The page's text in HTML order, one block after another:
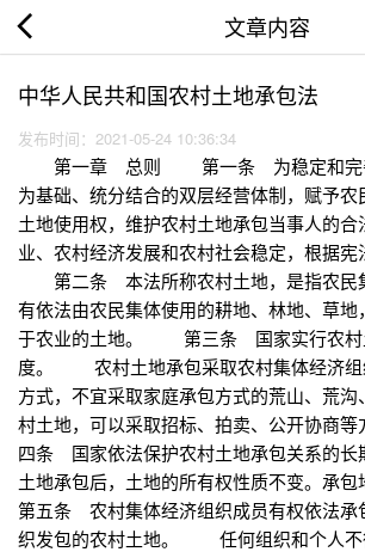
文章内容
中华人民共和国农村土地承包法
发布时间：2021-05-24 10:36:34
第一章 总则 第一条 为稳定和完善
为基础、统分结合的双层经营体制，赋予农
土地使用权，维护农村土地承包当事人的合
业、农村经济发展和农村社会稳定，根据宪
第二条 本法所称农村土地，是指农民
有依法由农民集体使用的耕地、林地、草地
于农业的土地。 第三条 国家实行农村
度。 农村土地承包采取农村集体经济组
方式，不宜采取家庭承包方式的荒山、荒沟
村土地，可以采取招标、拍卖、公开协
四条 国家依法保护农村土地承包关系
土地承包后，土地的所有权性质不变。
第五条 农村集体经济组织成员有权依法承
织发包的农村土地。 任何组织和个人不